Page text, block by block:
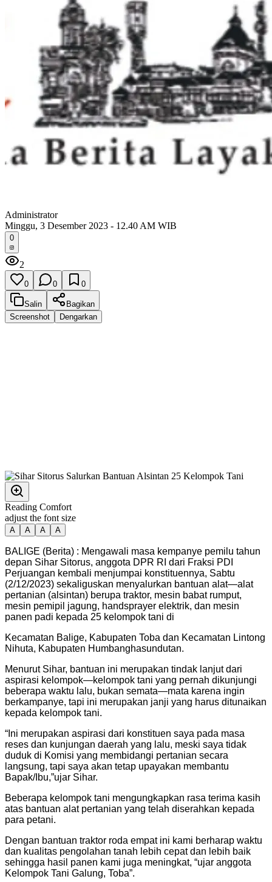
Administrator
Minggu, 3 Desember 2023 - 12.40 AM WIB
0
2
0 0 0
Salin
Bagikan
Screenshot
Dengarkan
Reading Comfort
adjust the font size
A A A A
BALIGE (Berita) : Mengawali masa kempanye pemilu tahun
depan Sihar Sitorus, anggota DPR RI dari Fraksi PDI
Perjuangan kembali menjumpai konstituennya, Sabtu
(2/12/2023) sekaliguskan menyalurkan bantuan alat—alat
pertanian (alsintan) berupa traktor, mesin babat rumput,
mesin pemipil jagung, handsprayer elektrik, dan mesin
panen padi kepada 25 kelompok tani di
Kecamatan Balige, Kabupaten Toba dan Kecamatan Lintong
Nihuta, Kabupaten Humbanghasundutan.
Menurut Sihar, bantuan ini merupakan tindak lanjut dari
aspirasi kelompok—kelompok tani yang pernah dikunjungi
beberapa waktu lalu, bukan semata—mata karena ingin
berkampanye, tapi ini merupakan janji yang harus ditunaikan
kepada kelompok tani.
“Ini merupakan aspirasi dari konstituen saya pada masa
reses dan kunjungan daerah yang lalu, meski saya tidak
duduk di Komisi yang membidangi pertanian secara
langsung, tapi saya akan tetap upayakan membantu
Bapak/Ibu,”ujar Sihar.
Beberapa kelompok tani mengungkapkan rasa terima kasih
atas bantuan alat pertanian yang telah diserahkan kepada
para petani.
Dengan bantuan traktor roda empat ini kami berharap waktu
dan kualitas pengolahan tanah lebih cepat dan lebih baik
sehingga hasil panen kami juga meningkat, “ujar anggota
Kelompok Tani Galung, Toba”.